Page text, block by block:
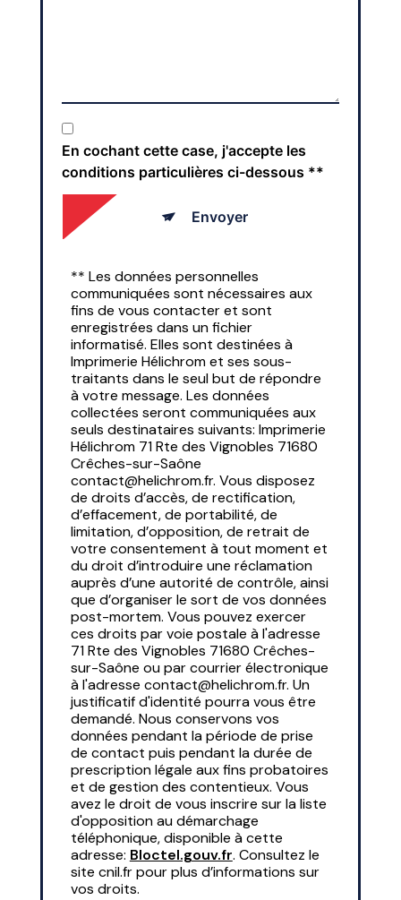
En cochant cette case, j'accepte les
conditions particulières ci-dessous **
Envoyer
** Les données personnelles
communiquées sont nécessaires aux
fins de vous contacter et sont
enregistrées dans un fichier
informatisé. Elles sont destinées à
Imprimerie Hélichrom et ses sous-
traitants dans le seul but de répondre
à votre message. Les données
collectées seront communiquées aux
seuls destinataires suivants: Imprimerie
Hélichrom 71 Rte des Vignobles 71680
Crêches-sur-Saône
contact@helichrom.fr. Vous disposez
de droits d’accès, de rectification,
d’effacement, de portabilité, de
limitation, d’opposition, de retrait de
votre consentement à tout moment et
du droit d’introduire une réclamation
auprès d’une autorité de contrôle, ainsi
que d’organiser le sort de vos données
post-mortem. Vous pouvez exercer
ces droits par voie postale à l'adresse
71 Rte des Vignobles 71680 Crêches-
sur-Saône ou par courrier électronique
à l'adresse contact@helichrom.fr. Un
justificatif d'identité pourra vous être
demandé. Nous conservons vos
données pendant la période de prise
de contact puis pendant la durée de
prescription légale aux fins probatoires
et de gestion des contentieux. Vous
avez le droit de vous inscrire sur la liste
d'opposition au démarchage
téléphonique, disponible à cette
adresse: Bloctel.gouv.fr. Consultez le
site cnil.fr pour plus d’informations sur
vos droits.